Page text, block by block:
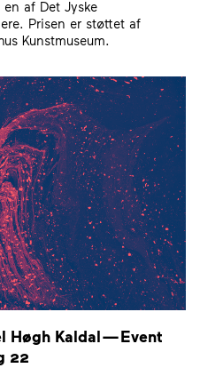
af Det Jyske
Prisen er støttet af
Kunstmuseum.
Høgh Kaldal — Event
22